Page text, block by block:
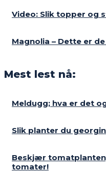
Video: Slik topper og
Magnolia – Dette er
Mest lest nå:
Meldugg; hva er det
Slik planter du
Beskjær
tomater!